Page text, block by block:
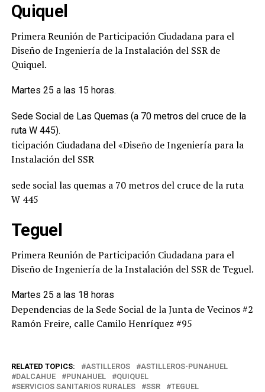
Quiquel
Primera Reunión de Participación Ciudadana para el
Diseño de Ingeniería de la Instalación del SSR de
Quiquel.
Martes 25 a las 15 horas.
Sede Social de Las Quemas (a 70 metros del cruce de la
ruta W 445).
ticipación Ciudadana del «Diseño de Ingeniería para la
Instalación del SSR
sede social las quemas a 70 metros del cruce de la ruta
W 445
Teguel
Primera Reunión de Participación Ciudadana para el
Diseño de Ingeniería de la Instalación del SSR de Teguel.
Martes 25 a las 18 horas
Dependencias de la Sede Social de la Junta de Vecinos #2
Ramón Freire, calle Camilo Henríquez #95
RELATED TOPICS: ASTILLEROS
ASTILLEROS-PUNAHUEL
DALCAHUE
PUNAHUEL
QUIQUEL
SERVICIOS SANITARIOS RURALES
SSR TEGUEL